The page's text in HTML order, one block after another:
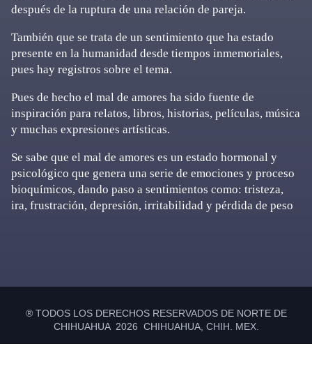
después de la ruptura de una relación de pareja.
También que se trata de un sentimiento que ha estado
presente en la humanidad desde tiempos inmemoriales,
pues hay registros sobre el tema.
Pues de hecho el mal de amores ha sido fuente de
inspiración para relatos, libros, historias, películas, música
y muchas expresiones artísticas.
Se sabe que el mal de amores es un estado hormonal y
psicológico que genera una serie de emociones y proceso
bioquímicos, dando paso a sentimientos como: tristeza,
ira, frustración, depresión, irritabilidad y pérdida de peso
® TODOS LOS DERECHOS RESERVADOS DE NORTE DE
CHIHUAHUA 2026 CHIHUAHUA, CHIH. MEX.